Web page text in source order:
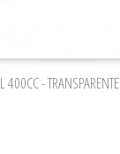
400CC - TRANSPARENTE